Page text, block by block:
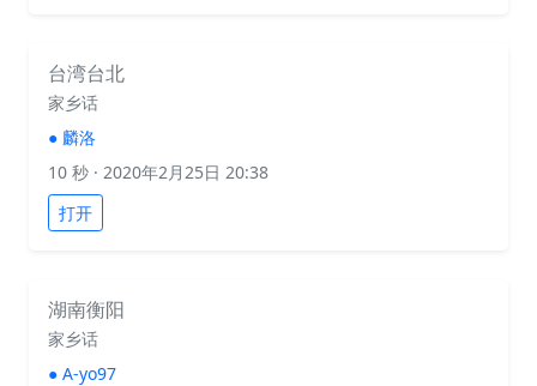
台湾台北
家乡话
● 麟洛
10 秒 · 2020年2月25日 20:38
打开
湖南衡阳
家乡话
● A-yo97